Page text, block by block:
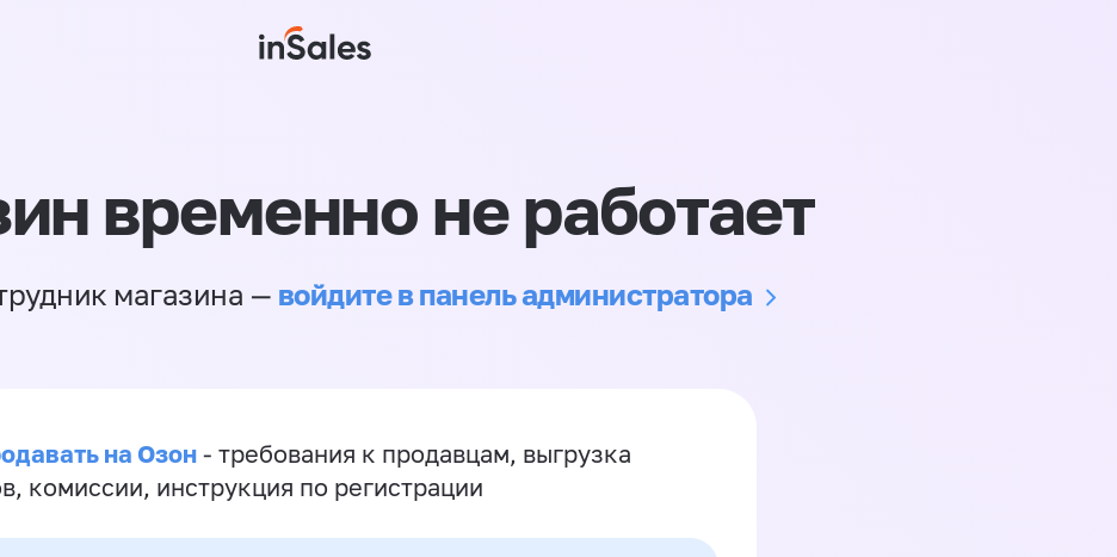
временно не работает
магазина — войдите в панель администратора
на Озон - требования к продавцам, выгрузка
комиссии, инструкция по регистрации